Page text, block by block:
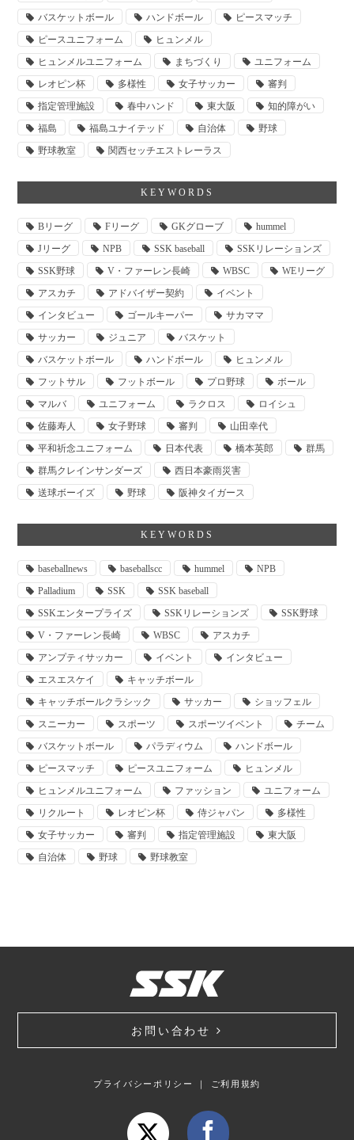
バスケットボール
ハンドボール
ピースマッチ
ピースユニフォーム
ヒュンメル
ヒュンメルユニフォーム
まちづくり
ユニフォーム
レオピン杯
多様性 女子サッカー
審判
指定管理施設
春中ハンド 東大阪
知的障がい
福島
福島ユナイテッド 自治体
野球
野球教室
関西セッチエストレーラス
KEYWORDS
Bリーグ Fリーグ GKグローブ
hummel
Jリーグ
NPB SSK baseball
SSKリレーションズ
SSK野球
V・ファーレン長崎 WBSC
WEリーグ
アスカチ
アドバイザー契約
イベント
インタビュー
ゴールキーパー
サカママ
サッカー
ジュニア
バスケット
バスケットボール
ハンドボール
ヒュンメル
フットサル
フットボール プロ野球
ボール
マルバ
ユニフォーム ラクロス
ロイシュ
佐藤寿人
女子野球 審判
山田幸代
平和祈念ユニフォーム
日本代表 橋本英郎
群馬
群馬クレインサンダーズ
西日本豪雨災害
送球ボーイズ
野球 阪神タイガース
KEYWORDS
baseballnews baseballscc hummel
NPB
Palladium
SSK
SSK baseball
SSKエンタープライズ
SSKリレーションズ
SSK野球
V・ファーレン長崎
WBSC
アスカチ
アンプティサッカー
イベント
インタビュー
エスエスケイ
キャッチボール
キャッチボールクラシック
サッカー
ショッフェル
スニーカー
スポーツ スポーツイベント
チーム
バスケットボール
パラディウム
ハンドボール
ピースマッチ
ピースユニフォーム
ヒュンメル
ヒュンメルユニフォーム
ファッション
ユニフォーム
リクルート
レオピン杯 侍ジャパン
多様性
女子サッカー
審判 指定管理施設
東大阪
自治体
野球 野球教室
お問い合わせ
プライバシーポリシー ご利用規約